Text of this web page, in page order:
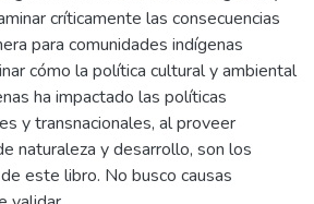
críticamente las consecuencias
para comunidades indígenas
cómo la política cultural y ambiental
ha impactado las políticas
y transnacionales, al proveer
naturaleza y desarrollo, son los
este libro. No busco causas